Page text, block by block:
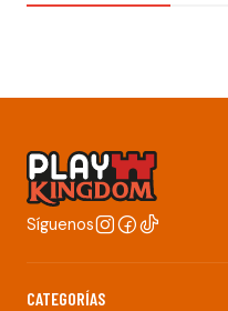
Síguenos
CATEGORÍAS